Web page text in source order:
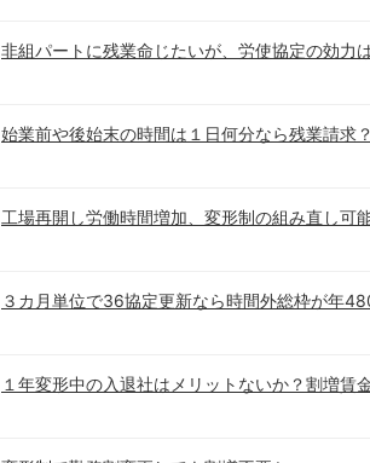
非組パートに残業命じたいが、労使協定の効力
始業前や後始末の時間は１日何分なら残業請求？
工場再開し労働時間増加、変形制の組み直し可
３カ月単位で36協定更新なら時間外総枠が年
１年変形中の入退社はメリットないか？割増賃